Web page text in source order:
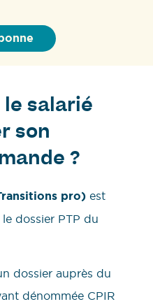
le salarié
son
?
pro) est
dossier PTP du
dossier auprès du
dénommée CPIR